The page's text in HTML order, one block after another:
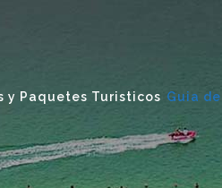
y Paquetes Turisticos Guia